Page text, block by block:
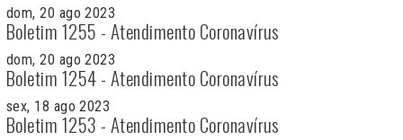
dom, 20 ago 2023
Boletim 1255 - Atendimento Coronavírus
dom, 20 ago 2023
Boletim 1254 - Atendimento Coronavírus
sex, 18 ago 2023
Boletim 1253 - Atendimento Coronavírus